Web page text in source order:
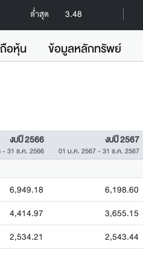
ต่ำสุด 3.48
อหุ้น ข้อมูลหลักทรัพย์
งบปี 2566
31 ธ.ค. 2566
งบปี 2567
01 ม.ค. 2567 - 31 ธ.ค. 2567
6,949.18 6,198.60
4,414.97 3,655.15
2,534.21 2,543.44